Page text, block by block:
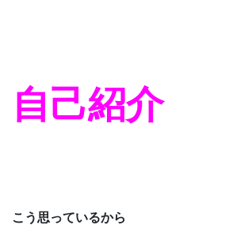
自己紹介
こう思っているから